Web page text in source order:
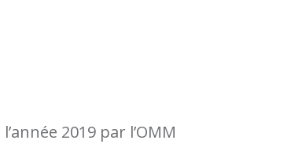
2019 par l’OMM